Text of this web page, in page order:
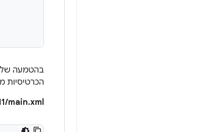
בהטמעה של
הכרטיסיות
main.xml: